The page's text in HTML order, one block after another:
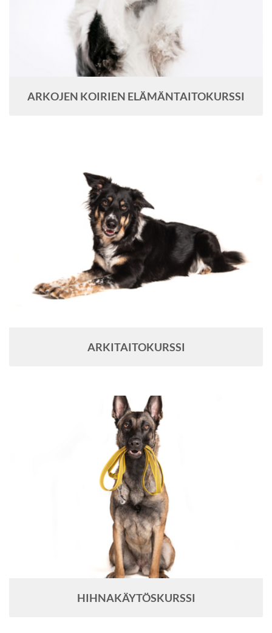
ARKOJEN KOIRIEN ELÄMÄNTAITOKURSSI
ARKITAITOKURSSI
HIHNAKÄYTÖSKURSSI